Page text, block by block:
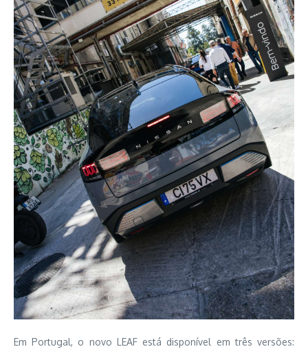
Em Portugal, o novo LEAF está disponível em três versões: